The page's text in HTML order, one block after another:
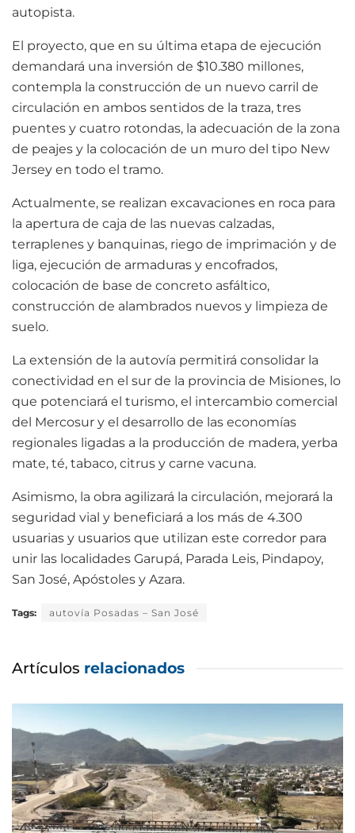
autopista.
El proyecto, que en su última etapa de ejecución
demandará una inversión de $10.380 millones,
contempla la construcción de un nuevo carril de
circulación en ambos sentidos de la traza, tres
puentes y cuatro rotondas, la adecuación de la zona
de peajes y la colocación de un muro del tipo New
Jersey en todo el tramo.
Actualmente, se realizan excavaciones en roca para
la apertura de caja de las nuevas calzadas,
terraplenes y banquinas, riego de imprimación y de
liga, ejecución de armaduras y encofrados,
colocación de base de concreto asfáltico,
construcción de alambrados nuevos y limpieza de
suelo.
La extensión de la autovía permitirá consolidar la
conectividad en el sur de la provincia de Misiones, lo
que potenciará el turismo, el intercambio comercial
del Mercosur y el desarrollo de las economías
regionales ligadas a la producción de madera, yerba
mate, té, tabaco, citrus y carne vacuna.
Asimismo, la obra agilizará la circulación, mejorará la
seguridad vial y beneficiará a los más de 4.300
usuarias y usuarios que utilizan este corredor para
unir las localidades Garupá, Parada Leis, Pindapoy,
San José, Apóstoles y Azara.
Tags: autovía Posadas – San José
Artículos relacionados